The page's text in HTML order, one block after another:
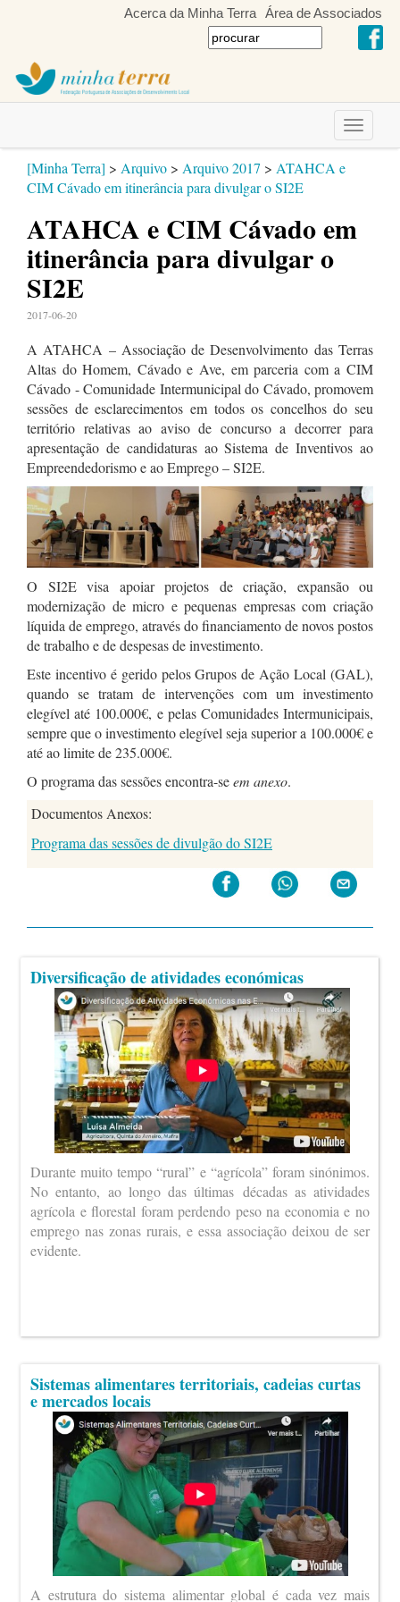
Acerca da Minha Terra Área de Associados
Toggle
[Minha Terra] > Arquivo > Arquivo 2017 > ATAHCA e
CIM Cávado em itinerância para divulgar o SI2E
ATAHCA e CIM Cávado em
itinerância para divulgar o
SI2E
2017-06-20
A ATAHCA – Associação de Desenvolvimento das Terras
Altas do Homem, Cávado e Ave, em parceria com a CIM
Cávado - Comunidade Intermunicipal do Cávado, promovem
sessões de esclarecimentos em todos os concelhos do seu
território relativas ao aviso de concurso a decorrer para
apresentação de candidaturas ao Sistema de Inventivos ao
Empreendedorismo e ao Emprego – SI2E.
O SI2E visa apoiar projetos de criação, expansão ou
modernização de micro e pequenas empresas com criação
líquida de emprego, através do financiamento de novos postos
de trabalho e de despesas de investimento.
Este incentivo é gerido pelos Grupos de Ação Local (GAL),
quando se tratam de intervenções com um investimento
elegível até 100.000€, e pelas Comunidades Intermunicipais,
sempre que o investimento elegível seja superior a 100.000€ e
até ao limite de 235.000€.
O programa das sessões encontra-seem anexo.
Documentos Anexos:
Programa das sessões de divulgão do SI2E
Diversificação de atividades económicas
Durante muito tempo “rural” e “agrícola” foram sinónimos.
No entanto, ao longo das últimas décadas as atividades
agrícola e florestal foram perdendo peso na economia e no
emprego nas zonas rurais, e essa associação deixou de ser
evidente.
Sistemas alimentares territoriais, cadeias curtas
e mercados locais
A estrutura do sistema alimentar global é cada vez mais